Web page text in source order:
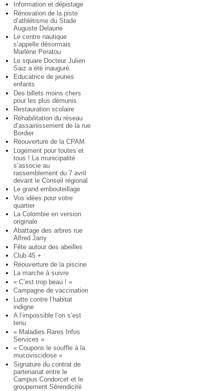
Information et dépistage
Rénovation de la piste
d’athlétisme du Stade
Auguste Delaune
Le centre nautique
s’appelle désormais
Marlène Peratou
Le square Docteur Julien
Saiz a été inauguré
Educatrice de jeunes
enfants
Des billets moins chers
pour les plus démunis
Restauration scolaire
Réhabilitation du réseau
d’assainissement de la rue
Bordier
Réouverture de la CPAM
Logement pour toutes et
tous ! La municipalité
s’associe au
rassemblement du 7 avril
devant le Conseil régional
Le grand embouteillage
Vos idées pour votre
quartier
La Colombie en version
originale
Abattage des arbres rue
Alfred Jarry
Fête autour des abeilles
Club 45 +
Réouverture de la piscine
La marche à suivre
« C’est trop beau ! »
Campagne de vaccination
Lutte contre l’habitat
indigne
A l’impossible l’on s’est
tenu
« Maladies Rares Infos
Services »
« Coupons le souffle à la
mucoviscidose »
Signature du contrat de
partenariat entre le
Campus Condorcet et le
groupement Sérendicité